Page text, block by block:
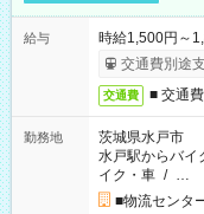
給与
時給1,500円～
交通費別途
交通費 ■ 交通
勤務地
茨城県水戸市
水戸駅からバイ
イク・車 / …
■物流センタ